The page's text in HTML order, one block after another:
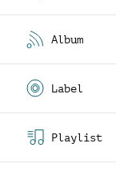
Album
Label
Playlist